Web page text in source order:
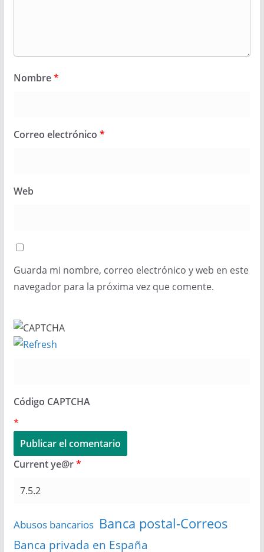
Nombre*
Correo electrónico *
Web
Guarda mi nombre, correo electrónico y web en este
navegador para la próxima vez que comente.
Código CAPTCHA
*
Current ye@r*
Abusos bancarios Banca postal-Correos
Banca privada en España